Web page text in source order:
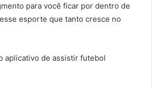
para você ficar por dentro de
esporte que tanto cresce no
aplicativo de assistir futebol